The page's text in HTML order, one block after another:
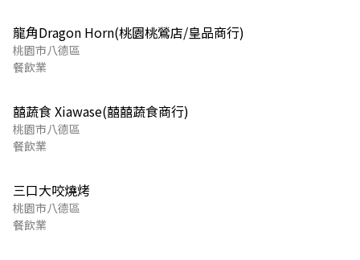
龍角Dragon Horn(桃園桃鶯店/皇品商行)
桃園市八德區
餐飲業
囍蔬食 Xiawase(囍囍蔬食商行)
桃園市八德區
餐飲業
三口大咬燒烤
桃園市八德區
餐飲業